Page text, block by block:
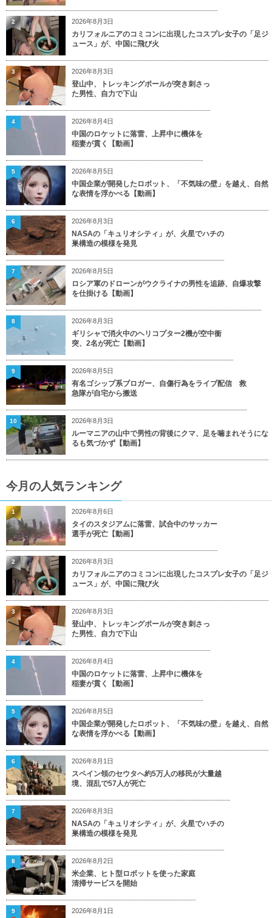
2026年8月3日
カリフォルニアのコミコンに出現したコスプレ女子の「足ジ
ュース」が、中国に飛び火
2
2026年8月3日
登山中、トレッキングポールが突き刺さっ
た男性、自力で下山
3
2026年8月4日
中国のロケットに落雷、上昇中に機体を
稲妻が貫く【動画】
4
2026年8月5日
中国企業が開発したロボット、「不気味の壁」を越え、自然
な表情を浮かべる【動画】
5
2026年8月3日
NASAの「キュリオシティ」が、火星でハチの
巣構造の模様を発見
6
2026年8月5日
ロシア軍のドローンがウクライナの男性を追跡、自爆攻撃
を仕掛ける【動画】
7
2026年8月3日
ギリシャで消火中のヘリコプター2機が空中衝
突、2名が死亡【動画】
8
2026年8月5日
有名ゴシップ系ブロガー、自傷行為をライブ配信 救
急隊が自宅から搬送
9
2026年8月3日
ルーマニアの山中で男性の背後にクマ、足を噛まれそうにな
るも気づかず【動画】
10
今月の人気ランキング
2026年8月6日
タイのスタジアムに落雷、試合中のサッカー
選手が死亡【動画】
1
2026年8月3日
カリフォルニアのコミコンに出現したコスプレ女子の「足ジ
ュース」が、中国に飛び火
2
2026年8月3日
登山中、トレッキングポールが突き刺さっ
た男性、自力で下山
3
2026年8月4日
中国のロケットに落雷、上昇中に機体を
稲妻が貫く【動画】
4
2026年8月5日
中国企業が開発したロボット、「不気味の壁」を越え、自然
な表情を浮かべる【動画】
5
2026年8月1日
スペイン領のセウタへ約5万人の移民が大量越
境、混乱で57人が死亡
6
2026年8月3日
NASAの「キュリオシティ」が、火星でハチの
巣構造の模様を発見
7
2026年8月2日
米企業、ヒト型ロボットを使った家庭
清掃サービスを開始
8
2026年8月1日
9